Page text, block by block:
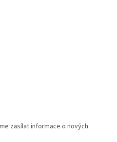
zasílat informace o nových